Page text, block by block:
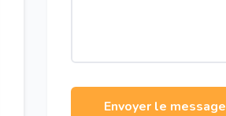
Envoyer le message